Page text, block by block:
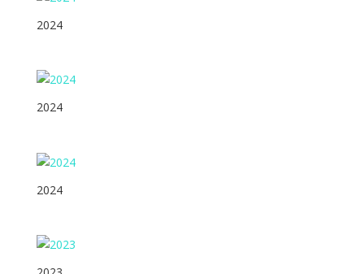
2024
2024
2024